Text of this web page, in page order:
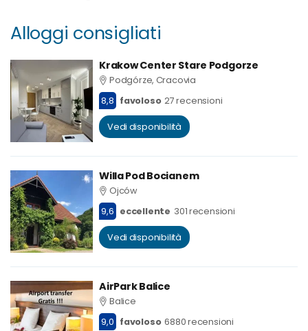
Alloggi consigliati
Krakow Center Stare Podgorze
Podgórze, Cracovia
8,8 favoloso 27 recensioni
Vedi disponibilità
Willa Pod Bocianem
Ojców
9,6 eccellente 301 recensioni
Vedi disponibilità
AirPark Balice
Balice
9,0 favoloso 6880 recensioni